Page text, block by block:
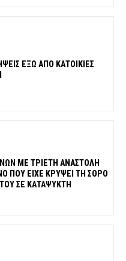
ΕΞΩ ΑΠΟ ΚΑΤΟΙΚΙΕΣ
ΜΕ ΤΡΙΕΤΗ ΑΝΑΣΤΟΛΗ
ΠΟΥ ΕΙΧΕ ΚΡΥΨΕΙ ΤΗ ΣΟΡΟ
ΣΕ ΚΑΤΑΨΥΚΤΗ